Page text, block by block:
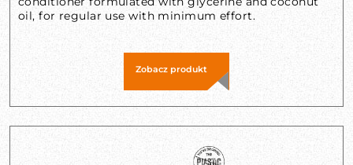
oil, for regular use with minimum effort.
Zobacz produkt